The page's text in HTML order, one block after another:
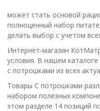
более дорогих кормов.
Рекомендуется в
качестве
полноценного корма
на каждый день.
Котик ест корм
хорошо, с аппетитом.
Обязательно буду
заказывать еще.
может стать основой
полноценный набор
делать выбор с учетом
Интернет-магазин
условия. В нашем
с потрошками из всех
Товары С потрошками
набором полезных
этом разделе 14 позиций